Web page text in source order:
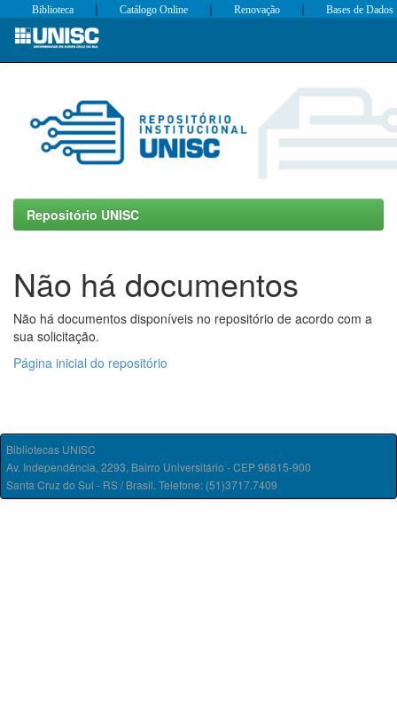
Skip
Biblioteca | Catálogo Online | Renovação | Bases de Dados
Repositório UNISC
Não há documentos
Não há documentos disponíveis no repositório de acordo com a
sua solicitação.
Página inicial do repositório
Bibliotecas UNISC
Av. Independência, 2293, Bairro Universitário - CEP 96815-900
Santa Cruz do Sul - RS / Brasil. Telefone: (51)3717.7409